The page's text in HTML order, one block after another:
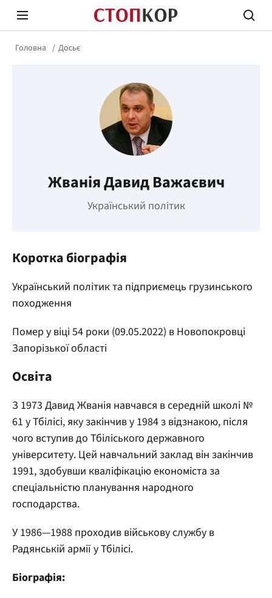
Стоп Політичній Корупції
Головна Досьє
Жванія Давид Важаєвич
Український політик
Коротка біографія
Український політик та підприємець грузинського
походження
Помер у віці 54 роки (09.05.2022) в Новопокровці
Запорізької області
Освіта
З 1973 Давид Жванія навчався в середній школі №
61 у Тбілісі, яку закінчив у 1984 з відзнакою, після
чого вступив до Тбіліського державного
університету. Цей навчальний заклад він закінчив
1991, здобувши кваліфікацію економіста за
спеціальністю планування народного
господарства.
У 1986—1988 проходив військову службу в
Радянській армії у Тбілісі.
Біографія: